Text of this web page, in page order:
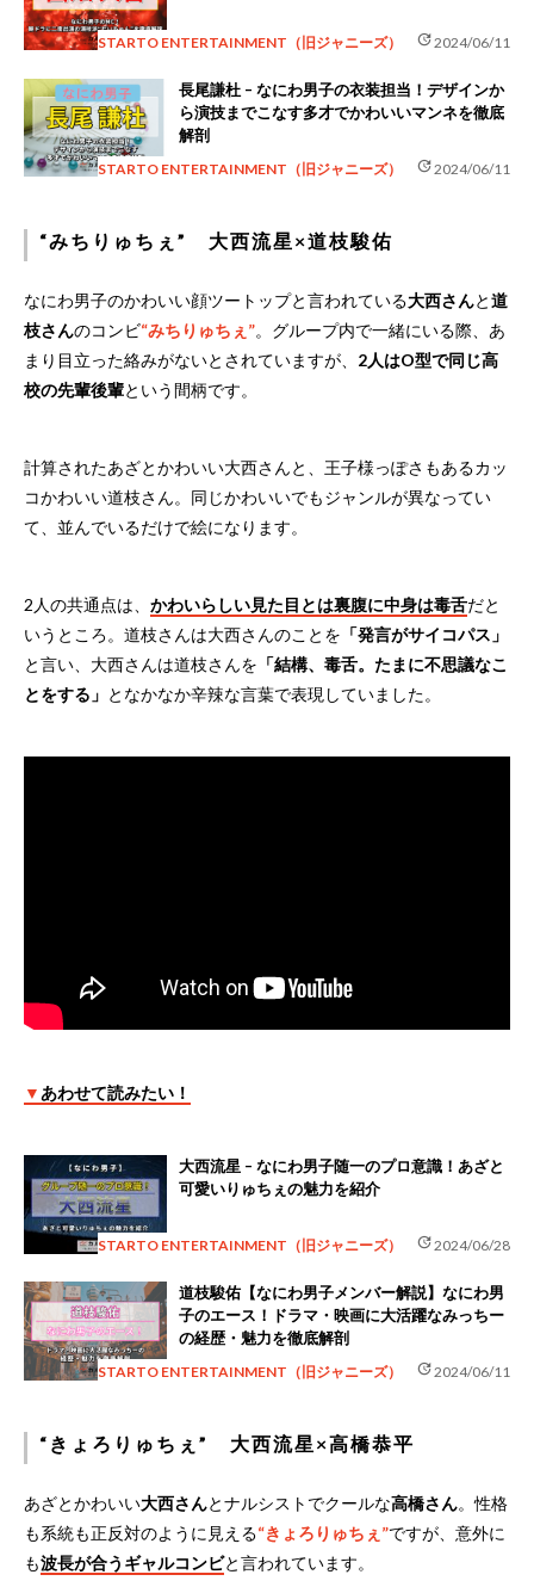
STARTO ENTERTAINMENT（旧ジャニーズ） update2024/06/11
長尾謙杜 – なにわ男子の衣装担当！デザインか
ら演技までこなす多才でかわいいマンネを徹底
解剖
STARTO ENTERTAINMENT（旧ジャニーズ） update2024/06/11
“みちりゅちぇ” 大西流星×道枝駿佑
なにわ男子のかわいい顔ツートップと言われている大西さんと道
枝さんのコンビ“みちりゅちぇ”。グループ内で一緒にいる際、あ
まり目立った絡みがないとされていますが、 2人はO型で同じ高
校の先輩後輩という間柄です。
計算されたあざとかわいい大西さんと、王子様っぽさもあるカッ
コかわいい道枝さん。同じかわいいでもジャンルが異なってい
て、並んでいるだけで絵になります。
2人の共通点は、 かわいらしい見た目とは裏腹に中身は毒舌だと
いうところ。道枝さんは大西さんのことを 「発言がサイコパス」
と言い、大西さんは道枝さんを 「結構、毒舌。たまに不思議なこ
とをする」 となかなか辛辣な言葉で表現していました。
▼ あわせて読みたい！
大西流星 – なにわ男子随一のプロ意識！あざと
可愛いりゅちぇの魅力を紹介
STARTO ENTERTAINMENT（旧ジャニーズ） update2024/06/28
道枝駿佑【なにわ男子メンバー解説】なにわ男
子のエース！ドラマ・映画に大活躍なみっちー
の経歴・魅力を徹底解剖
STARTO ENTERTAINMENT（旧ジャニーズ） update2024/06/11
“きょろりゅちぇ” 大西流星×高橋恭平
あざとかわいい大西さんとナルシストでクールな高橋さん。性格
も系統も正反対のように見える“きょろりゅちぇ”ですが、意外に
も波長が合うギャルコンビと言われています。